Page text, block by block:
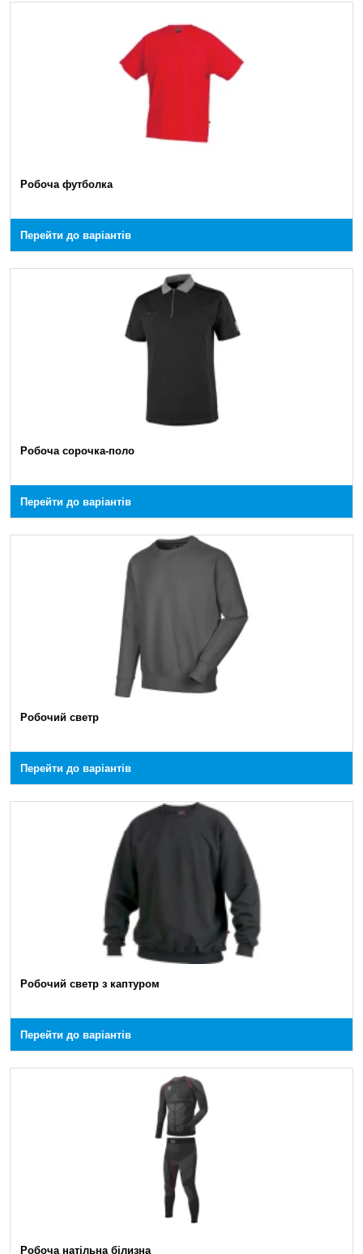
Робоча футболка
Перейти до варіантів
Робоча сорочка-поло
Перейти до варіантів
Робочий светр
Перейти до варіантів
Робочий cветр з каптуром
Перейти до варіантів
Робоча натільна білизна